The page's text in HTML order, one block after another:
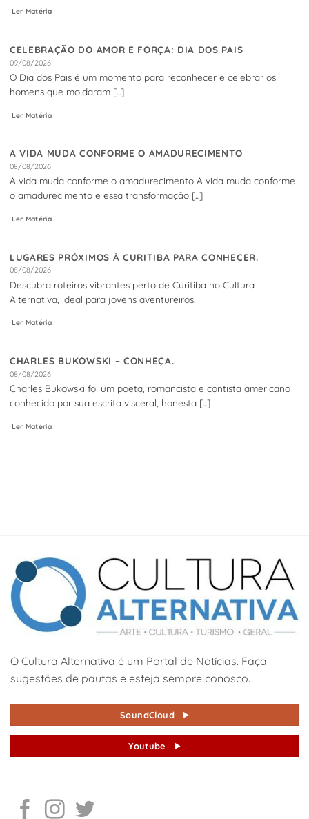
Ler Matéria
CELEBRAÇÃO DO AMOR E FORÇA: DIA DOS PAIS
09/08/2026
O Dia dos Pais é um momento para reconhecer e celebrar os
homens que moldaram [...]
Ler Matéria
A VIDA MUDA CONFORME O AMADURECIMENTO
08/08/2026
A vida muda conforme o amadurecimento A vida muda conforme
o amadurecimento e essa transformação [...]
Ler Matéria
LUGARES PRÓXIMOS À CURITIBA PARA CONHECER.
08/08/2026
Descubra roteiros vibrantes perto de Curitiba no Cultura
Alternativa, ideal para jovens aventureiros.
Ler Matéria
CHARLES BUKOWSKI – CONHEÇA.
08/08/2026
Charles Bukowski foi um poeta, romancista e contista americano
conhecido por sua escrita visceral, honesta [...]
Ler Matéria
O Cultura Alternativa é um Portal de Notícias. Faça
sugestões de pautas e esteja sempre conosco.
SoundCloud
Youtube